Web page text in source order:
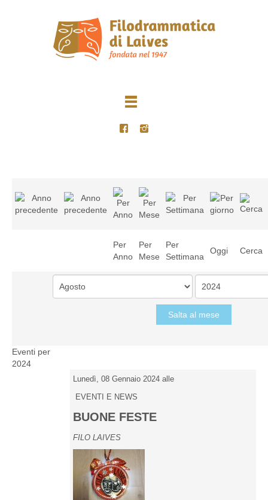
Per
Anno
Per
Mese
Per
Settimana
Oggi Cerca
Salta al mese
Eventi per
2024
Lunedì, 08 Gennaio 2024 alle
EVENTI E NEWS
BUONE FESTE
FILO LAIVES